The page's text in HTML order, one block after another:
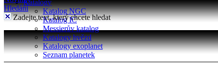
Katalogy
Katalog NGC
Katalog IC
Messierův katalog
Katalogy hvězd
Katalogy exoplanet
Seznam planetek
Hledání
Zadejte text, který chcete hledat